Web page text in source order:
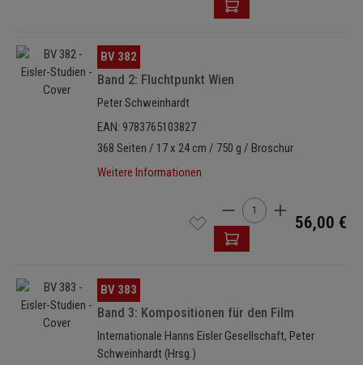
Bildergalerie überspringen
BV 382
Band 2: Fluchtpunkt Wien
Peter Schweinhardt
EAN: 9783765103827
368 Seiten / 17 x 24 cm / 750 g / Broschur
Weitere Informationen
Produkt Anzahl: Gib
56,00 €
Bildergalerie überspringen
BV 383
Band 3: Kompositionen für den Film
Internationale Hanns Eisler Gesellschaft, Peter
Schweinhardt (Hrsg.)